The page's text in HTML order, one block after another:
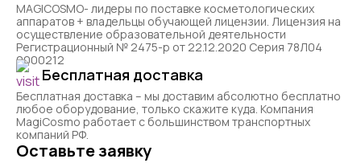
MAGICOSMO- лидеры по поставке косметологических
аппаратов + владельцы обучающей лицензии. Лицензия на
осуществление образовательной деятельности
Регистрационный № 2475-р от 22.12.2020 Серия 78Л04
0000212
Бесплатная доставка
Бесплатная доставка – мы доставим абсолютно бесплатно
любое оборудование, только скажите куда. Компания
MagiCosmo работает с большинством транспортных
компаний РФ.
Оставьте заявку